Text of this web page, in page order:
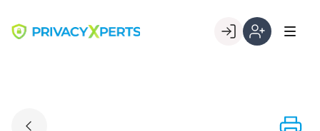
content
Go to landing page.